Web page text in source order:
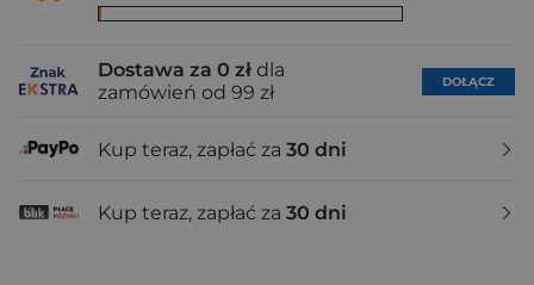
Dostawa za 0 zł dla
zamówień od 99 zł
DOŁĄCZ
Kup teraz, zapłać za 30 dni
Kup teraz, zapłać za 30 dni